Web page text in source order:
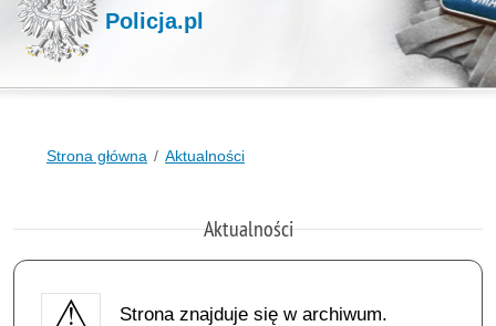
Policja.pl
Strona główna Aktualności
Aktualności
Strona znajduje się w archiwum.